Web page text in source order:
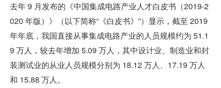
去年 9 月发布的《中国集成电路产业人才白皮书（2019-2
020 年版）》（以下简称“《白皮书》”）显示，截至 2019
年年底，我国直接从事集成电路产业的人员规模约为 51.1
9 万人，较去年增加 5.09 万人，其中设计业、制造业和封
装测试业的从业人员规模分别为 18.12 万人、17.19 万人
和 15.88 万人。